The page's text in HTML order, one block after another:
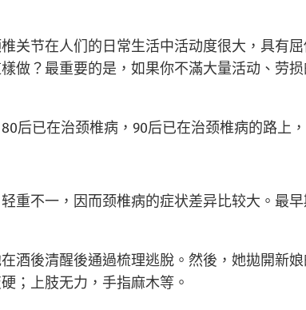
节在人们的日常生活中活动度很大，具有
做？最重要的是，如果你不滿大量活动、劳
已在治颈椎病，90后已在治颈椎病的路上
不一，因而颈椎病的症状差异比较大。最早
後清醒後通過梳理逃脫。然後，她拋開新娘
；上肢无力，手指麻木等。